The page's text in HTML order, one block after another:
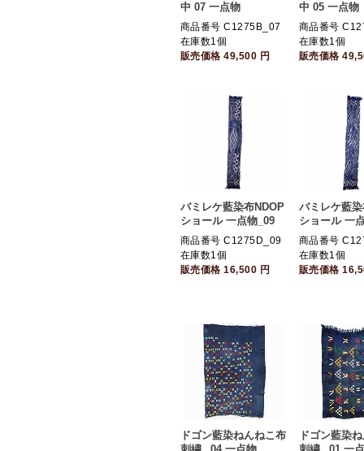
中 07 一点物
商品番号 C1275B_07
在庫数1個
販売価格49,500 円
中 05 一点物
商品番号
在庫数1個
販売価格
バミレケ藍染布NDOP
ショール 一点物_09
商品番号 C1275D_09
在庫数1個
販売価格16,500 円
バミレケ藍
ショール 一
商品番号
在庫数1個
販売価格
ドゴン藍染ねんねこ布
ドゴン藍染